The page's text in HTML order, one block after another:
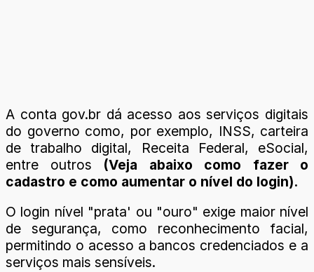
A conta gov.br dá acesso aos serviços digitais
do governo como, por exemplo, INSS, carteira
de trabalho digital, Receita Federal, eSocial,
entre outros
(Veja abaixo como fazer o
cadastro e como aumentar o nível do login).
O login nível "prata' ou "ouro" exige maior nível
de segurança, como reconhecimento facial,
permitindo o acesso a bancos credenciados e a
serviços mais sensíveis.